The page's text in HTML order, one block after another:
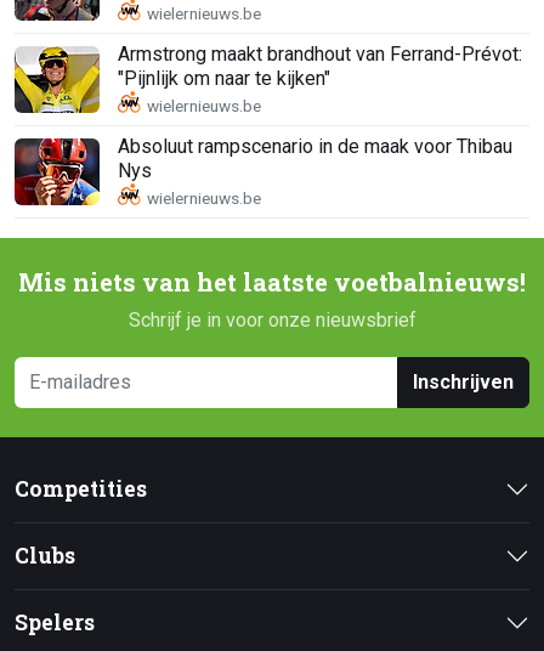
Armstrong maakt brandhout van Ferrand-Prévot:
"Pijnlijk om naar te kijken"
Absoluut rampscenario in de maak voor Thibau
Nys
Mis niets van het laatste voetbalnieuws!
Schrijf je in voor onze nieuwsbrief
Inschrijven
Competities
Clubs
Spelers